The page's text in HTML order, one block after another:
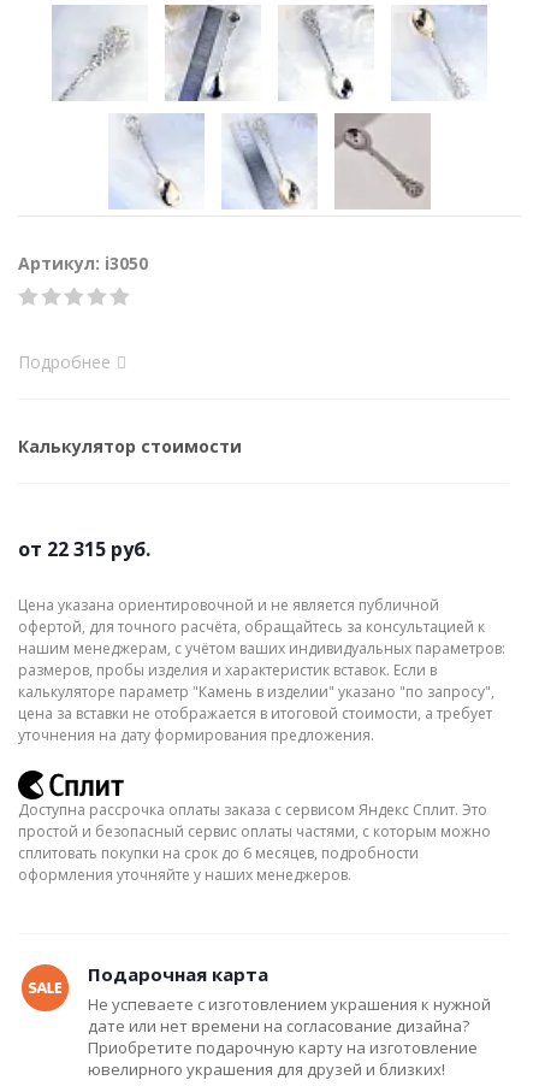
Артикул: i3050
Подробнее
Калькулятор стоимости
от 22 315 руб.
Цена указана ориентировочной и не является публичной
офертой, для точного расчёта, обращайтесь за консультацией к
нашим менеджерам, с учётом ваших индивидуальных параметров:
размеров, пробы изделия и характеристик вставок. Если в
калькуляторе параметр "Камень в изделии" указано "по запросу",
цена за вставки не отображается в итоговой стоимости, а требует
уточнения на дату формирования предложения.
Доступна рассрочка оплаты заказа с сервисом Яндекс Сплит. Это
простой и безопасный сервис оплаты частями, с которым можно
сплитовать покупки на срок до 6 месяцев, подробности
оформления уточняйте у наших менеджеров.
Подарочная карта
Не успеваете с изготовлением украшения к нужной
дате или нет времени на согласование дизайна?
Приобретите подарочную карту на изготовление
ювелирного украшения для друзей и близких!